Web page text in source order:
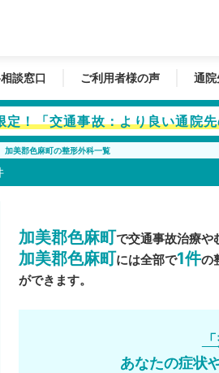
談窓口 ご利用者様の声 通
定！「交通事故：より良い通院
加美郡色麻町の整形外科一覧
加美郡色麻町で交通事故治療や
加美郡色麻町には全部で1件の
ができます。
あなたの症状